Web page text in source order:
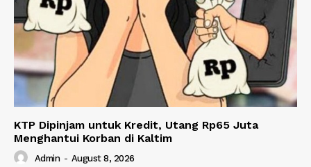
KTP Dipinjam untuk Kredit, Utang Rp65 Juta
Menghantui Korban di Kaltim
Admin - August 8, 2026